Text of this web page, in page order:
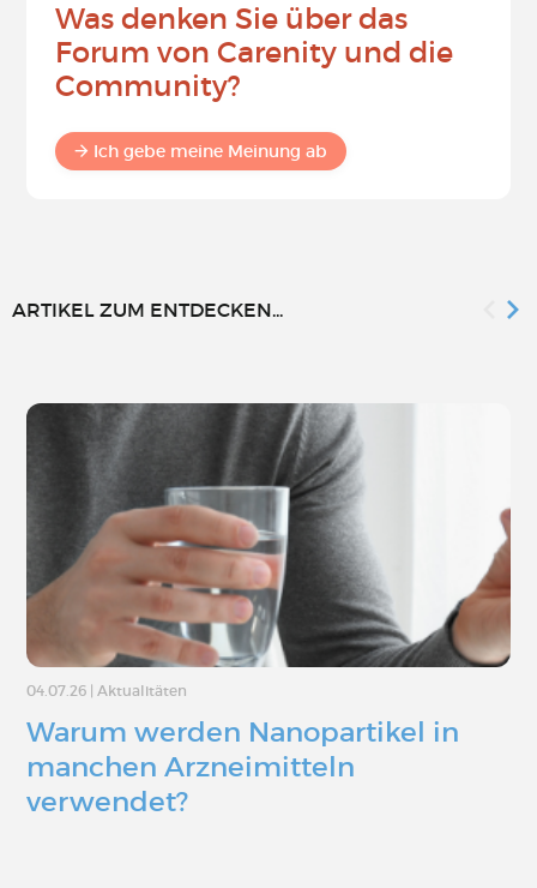
Was denken Sie über das
Forum von Carenity und die
Community?
Ich gebe meine Meinung ab
ARTIKEL ZUM ENTDECKEN...
04.07.26 Aktualitäten
Warum werden Nanopartikel in
manchen Arzneimitteln
verwendet?